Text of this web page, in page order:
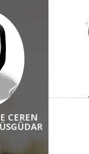
CEREN